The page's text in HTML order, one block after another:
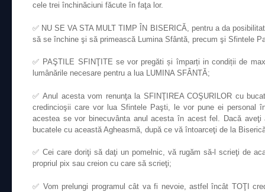
cele trei închinăciuni făcute în faţa lor.
✅ NU SE VA STA MULT TIMP ÎN BISERICĂ, pentru a da
să se închine şi să primească Lumina Sfântă, precum şi Sfintele
✅ PAŞTILE SFINŢITE se vor pregăti și împarți in condiții de
lumânările necesare pentru a lua LUMINA SFÂNTĂ;
✅ Anul acesta vom renunţa la SFINŢIREA COŞURILOR cu
credincioşii care vor lua Sfintele Paşti, le vor pune ei personal
acestea se vor binecuvânta anul acesta în acest fel. Dacă aveţi
bucatele cu această Agheasmă, după ce vă întoarceţi de la
✅ Cei care doriţi să daţi un pomelnic, vă rugăm să-l scrieţi de
propriul pix sau creion cu care să scrieţi;
✅ Vom prelungi programul cât va fi nevoie, astfel încât TOŢI